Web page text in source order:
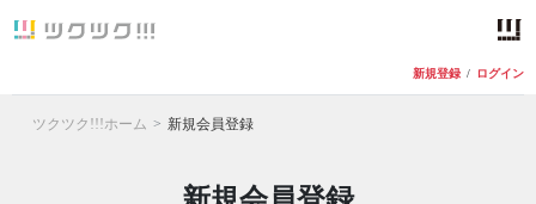
新規登録 / ログイン
ツクツク!!!ホーム 新規会員登録